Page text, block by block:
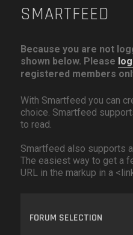
SMARTFEED
Because you are not
shown below. Please
registered members
With Smartfeed you can
choice. Smartfeed
to read.
Smartfeed also supports
The easiest way to get a
URL in the markup in a
FORUM SELECTION